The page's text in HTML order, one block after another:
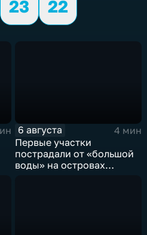
23
22
6 августа
4 мин
Первые участки
пострадали от «большой
воды» на островах